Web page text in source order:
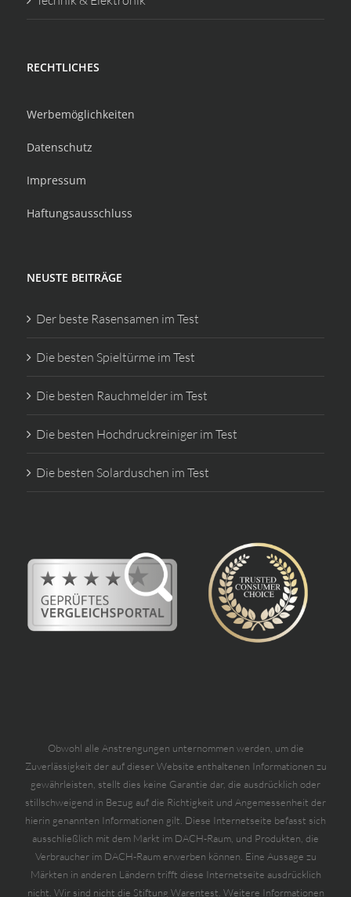
RECHTLICHES
Werbemöglichkeiten
Datenschutz
Impressum
Haftungsausschluss
NEUSTE BEITRÄGE
Der beste Rasensamen im Test
Die besten Spieltürme im Test
Die besten Rauchmelder im Test
Die besten Hochdruckreiniger im Test
Die besten Solarduschen im Test
Obwohl alle Anstrengungen unternommen werden, um die
Zuverlässigkeit der auf dieser Website enthaltenen Informationen zu
gewährleisten, stellt dies keine Garantie dar, die ausdrücklich oder
stillschweigend in Bezug auf die Richtigkeit und Angemessenheit der
hierin genannten Informationen gilt. Diese Internetseite befasst sich
ausschließlich mit dem Markt im DACH-Raum, und Produkten, die
Verbraucher im DACH-Raum erwerben können. Eine Aussage zu
Märkten in anderen Ländern trifft diese Internetseite ausdrücklich
nicht. Wir sind nicht die Stiftung Warentest. Weitere Informationen